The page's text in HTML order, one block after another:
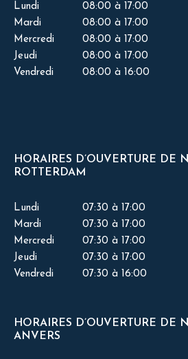
Lundi
08:00 à 17:00
Mardi
08:00 à 17:00
Mercredi
08:00 à 17:00
Jeudi
08:00 à 17:00
Vendredi
08:00 à 16:00
HORAIRES D’OUVERTURE DE
ROTTERDAM
Lundi
07:30 à 17:00
Mardi
07:30 à 17:00
Mercredi
07:30 à 17:00
Jeudi
07:30 à 17:00
Vendredi
07:30 à 16:00
HORAIRES D’OUVERTURE DE
ANVERS